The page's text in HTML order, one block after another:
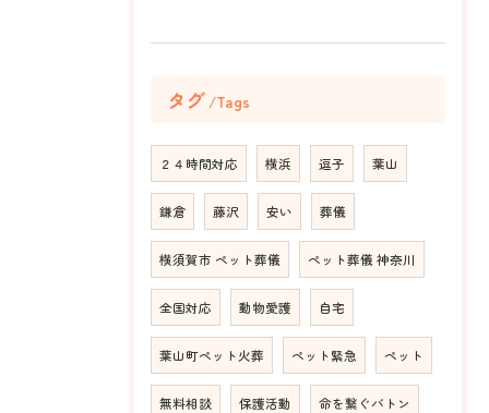
タグ Tags
２４時間対応 横浜 逗子 葉山
鎌倉 藤沢 安い 葬儀
横須賀市 ペット葬儀 ペット葬儀 神奈川
全国対応 動物愛護 自宅
葉山町ペット火葬 ペット緊急 ペット
無料相談 保護活動 命を繋ぐバトン